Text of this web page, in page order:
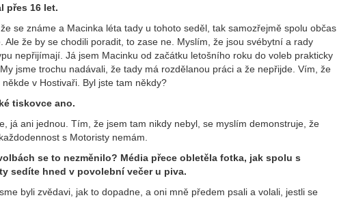
přes 16 let.
se známe a Macinka léta tady u tohoto seděl, tak samozřejmě spolu občas
Ale že by se chodili poradit, to zase ne. Myslím, že jsou svébytní a rady
nepřijímají. Já jsem Macinku od začátku letošního roku do voleb prakticky
jsme trochu nadávali, že tady má rozdělanou práci a že nepřijde. Vím, že
v Hostivaři. Byl jste tam někdy?
tiskovce ano.
já ani jednou. Tím, že jsem tam nikdy nebyl, se myslím demonstruje, že
s Motoristy nemám.
se to nezměnilo? Média přece obletěla fotka, jak spolu s
sedíte hned v povolební večer u piva.
byli zvědavi, jak to dopadne, a oni mně předem psali a volali, jestli se